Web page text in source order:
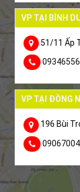
VP TẠI BÌNH
51/11 Ấp
VP TẠI ĐỒNG
196 Bùi